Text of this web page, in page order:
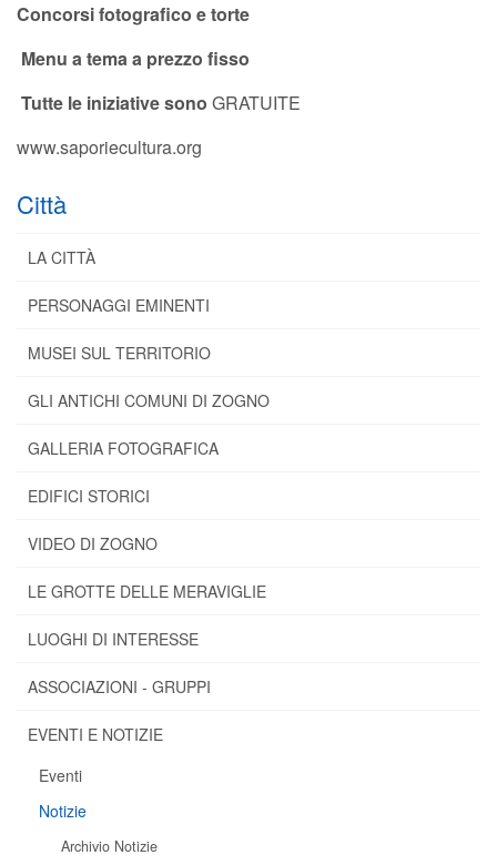
Concorsi fotografico e torte
Menu a tema a prezzo fisso
Tutte le iniziative sono GRATUITE
www.saporiecultura.org
Città
LA CITTÀ
PERSONAGGI EMINENTI
MUSEI SUL TERRITORIO
GLI ANTICHI COMUNI DI ZOGNO
GALLERIA FOTOGRAFICA
EDIFICI STORICI
VIDEO DI ZOGNO
LE GROTTE DELLE MERAVIGLIE
LUOGHI DI INTERESSE
ASSOCIAZIONI - GRUPPI
EVENTI E NOTIZIE
Eventi
Notizie
Archivio Notizie